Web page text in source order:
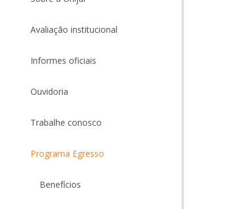
Avaliação institucional
Informes oficiais
Ouvidoria
Trabalhe conosco
Programa Egresso
Benefícios